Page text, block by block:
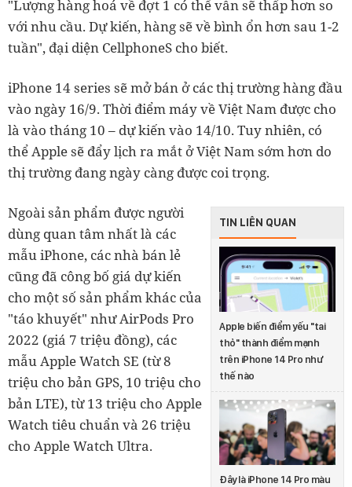
"Lượng hàng hoá về đợt 1 có thể vẫn sẽ thấp hơn so
với nhu cầu. Dự kiến, hàng sẽ về bình ổn hơn sau 1-2
tuần", đại diện CellphoneS cho biết.
iPhone 14 series sẽ mở bán ở các thị trường hàng đầu
vào ngày 16/9. Thời điểm máy về Việt Nam được cho
là vào tháng 10 – dự kiến vào 14/10. Tuy nhiên, có
thể Apple sẽ đẩy lịch ra mắt ở Việt Nam sớm hơn do
thị trường đang ngày càng được coi trọng.
TIN LIÊN QUAN
Apple biến điểm yếu "tai
thỏ" thành điểm mạnh
trên iPhone 14 Pro như
thế nào
Đây là iPhone 14 Pro màu
Ngoài sản phẩm được người
dùng quan tâm nhất là các
mẫu iPhone, các nhà bán lẻ
cũng đã công bố giá dự kiến
cho một số sản phẩm khác của
"táo khuyết" như AirPods Pro
2022 (giá 7 triệu đồng), các
mẫu Apple Watch SE (từ 8
triệu cho bản GPS, 10 triệu cho
bản LTE), từ 13 triệu cho Apple
Watch tiêu chuẩn và 26 triệu
cho Apple Watch Ultra.